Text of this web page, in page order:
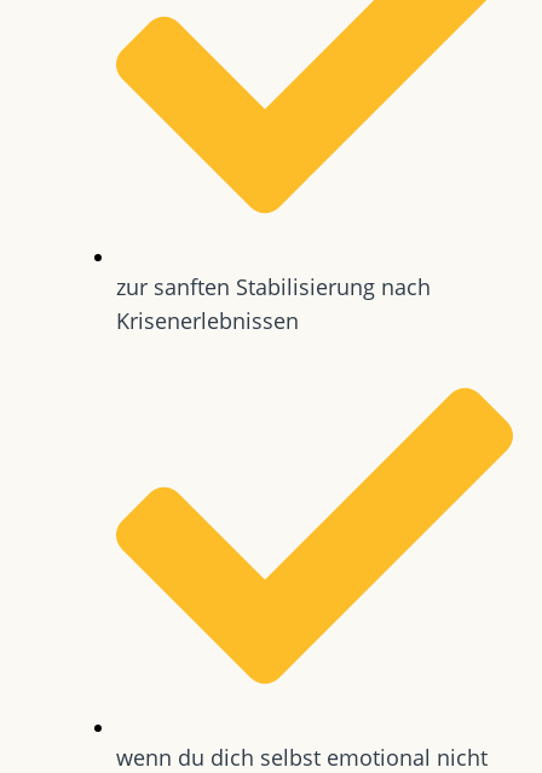
zur sanften Stabilisierung nach
Krisenerlebnissen
wenn du dich selbst emotional nicht